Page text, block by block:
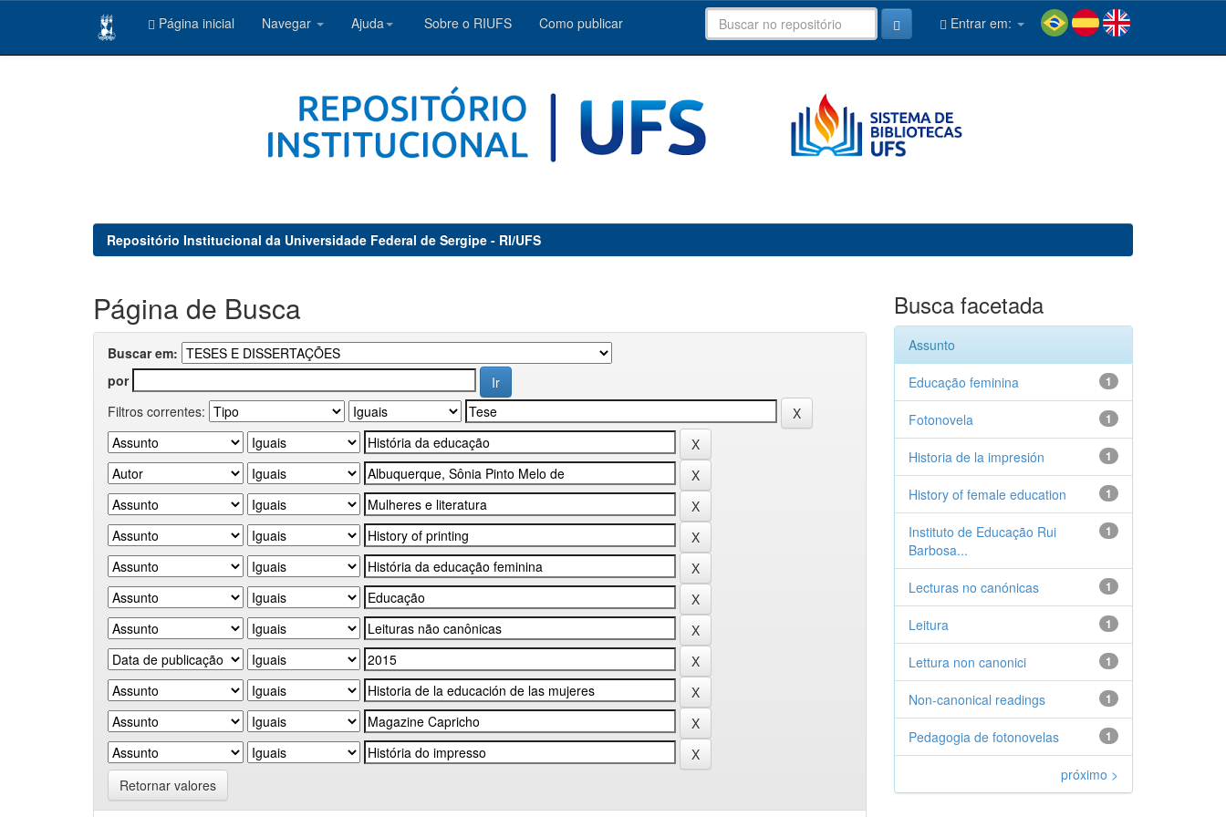
Página inicial Navegar Ajuda Sobre o RIUFS Como publicar Entrar em:
Repositório Institucional da Universidade Federal de Sergipe - RI/UFS
Página de Busca
Buscar em:
por
Filtros correntes:
Retornar valores
Busca facetada
Assunto
1
Educação feminina
1
Fotonovela
1
Historia de la impresión
1
History of female education
1
Instituto de Educação Rui
Barbosa...
1
Lecturas no canónicas
1
Leitura
1
Lettura non canonici
1
Non-canonical readings
1
Pedagogia de fotonovelas
próximo >